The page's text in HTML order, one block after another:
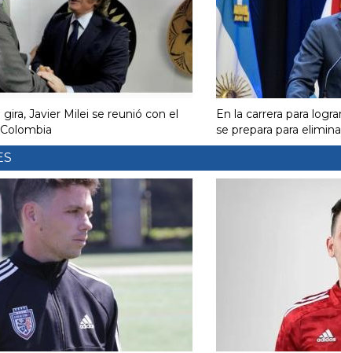
Javier Milei se reunió con el
En la carrera para
se prepara para